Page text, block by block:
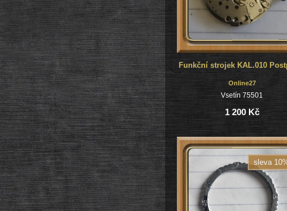
Online27
Vsetín 75501
1 200 Kč
sleva